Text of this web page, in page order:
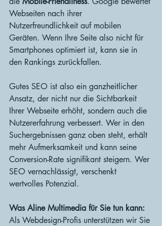
Webseiten nach ihrer
Nutzerfreundlichkeit auf mobilen
Geräten. Wenn Ihre Seite also nicht für
Smartphones optimiert ist, kann sie in
den Rankings zurückfallen.
Gutes SEO ist also ein ganzheitlicher
Ansatz, der nicht nur die Sichtbarkeit
Ihrer Webseite erhöht, sondern auch die
Nutzererfahrung verbessert. Wer in den
Suchergebnissen ganz oben steht, erhält
mehr Aufmerksamkeit und kann seine
Conversion-Rate signifikant steigern. Wer
SEO vernachlässigt, verschenkt
wertvolles Potenzial.
Was Aline Multimedia für Sie tun kann:
Als Webdesign-Profis unterstützen wir Sie